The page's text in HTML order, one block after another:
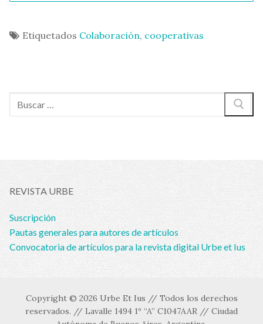
Etiquetados Colaboración, cooperativas
REVISTA URBE
Suscripción
Pautas generales para autores de artículos
Convocatoria de artículos para la revista digital Urbe et Ius
Copyright © 2026 Urbe Et Ius // Todos los derechos
reservados. // Lavalle 1494 1º “A” C1047AAR // Ciudad